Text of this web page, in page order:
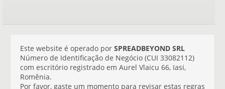
Este website é operado por SPREADBEYOND SRL
Número de Identificação de Negócio (CUI 33082112)
com escritório registrado em Aurel Vlaicu 66, Iasi,
Romênia.
Por favor, gaste um momento para revisar estas regras